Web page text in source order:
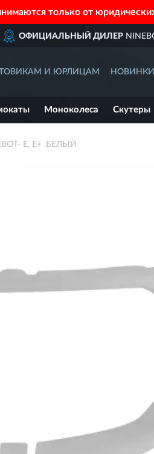
только от
ОФИЦИАЛЬНЫЙ ДИЛЕР
И ЮРЛИЦАМ НОВИНКИ
Моноколеса Скутеры
E, E+ .БЕЛЫЙ